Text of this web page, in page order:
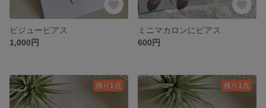
ビジューピアス
1,000円
ミニマカロンにピアス
600円
残り1点 残り1点